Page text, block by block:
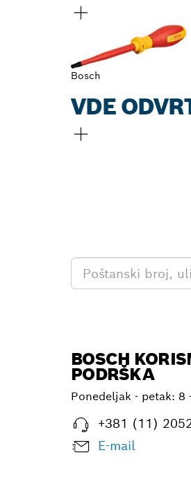
Bosch
VDE
BOSCH
PODRŠKA
Ponedeljak - petak: 8
+381 (11)
E-mail